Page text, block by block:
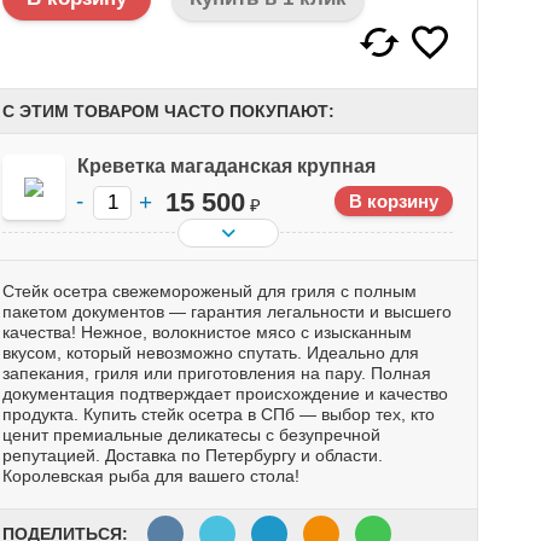
С ЭТИМ ТОВАРОМ ЧАСТО ПОКУПАЮТ:
Креветка магаданская крупная
15 500 ₽
Стейк осетра свежемороженый для гриля с полным
пакетом документов — гарантия легальности и высшего
качества! Нежное, волокнистое мясо с изысканным
вкусом, который невозможно спутать. Идеально для
запекания, гриля или приготовления на пару. Полная
документация подтверждает происхождение и качество
продукта. Купить стейк осетра в СПб — выбор тех, кто
ценит премиальные деликатесы с безупречной
репутацией. Доставка по Петербургу и области.
Королевская рыба для вашего стола!
ПОДЕЛИТЬСЯ: